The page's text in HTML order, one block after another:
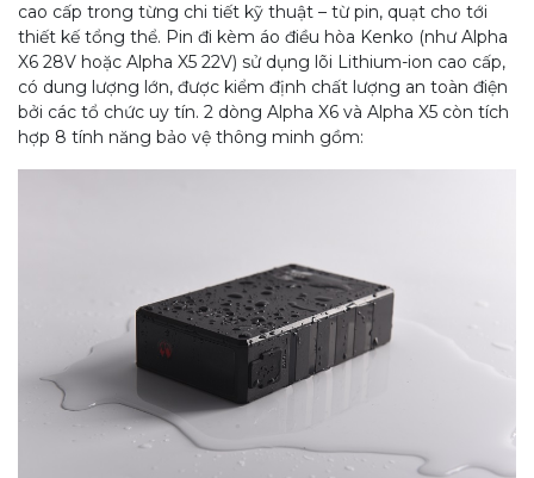
cao cấp trong từng chi tiết kỹ thuật – từ pin, quạt cho tới
thiết kế tổng thể. Pin đi kèm áo điều hòa Kenko (như Alpha
X6 28V hoặc Alpha X5 22V) sử dụng lõi Lithium-ion cao cấp,
có dung lượng lớn, được kiểm định chất lượng an toàn điện
bởi các tổ chức uy tín. 2 dòng Alpha X6 và Alpha X5 còn tích
hợp 8 tính năng bảo vệ thông minh gồm: